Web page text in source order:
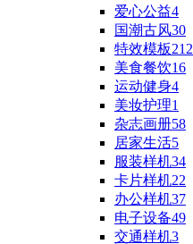
爱心公益4
国潮古风30
特效模板212
美食餐饮16
运动健身4
美妆护理1
杂志画册58
居家生活5
服装样机34
卡片样机22
办公样机37
电子设备49
交通样机3